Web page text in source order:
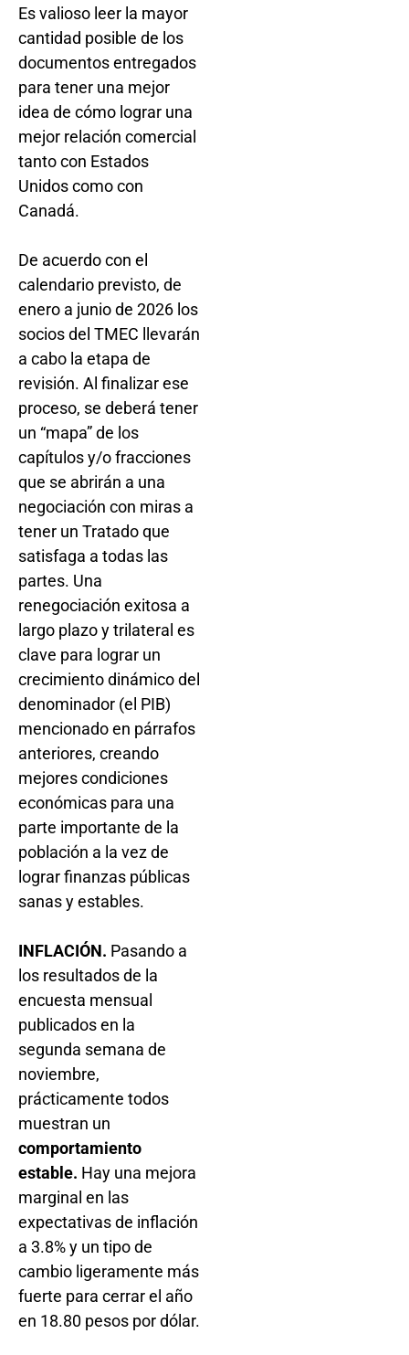
Es valioso leer la mayor
cantidad posible de los
documentos entregados
para tener una mejor
idea de cómo lograr una
mejor relación comercial
tanto con Estados
Unidos como con
Canadá.
De acuerdo con el
calendario previsto, de
enero a junio de 2026 los
socios del TMEC llevarán
a cabo la etapa de
revisión. Al finalizar ese
proceso, se deberá tener
un “mapa” de los
capítulos y/o fracciones
que se abrirán a una
negociación con miras a
tener un Tratado que
satisfaga a todas las
partes. Una
renegociación exitosa a
largo plazo y trilateral es
clave para lograr un
crecimiento dinámico del
denominador (el PIB)
mencionado en párrafos
anteriores, creando
mejores condiciones
económicas para una
parte importante de la
población a la vez de
lograr finanzas públicas
sanas y estables.
INFLACIÓN. Pasando a
los resultados de la
encuesta mensual
publicados en la
segunda semana de
noviembre,
prácticamente todos
muestran un
comportamiento
estable. Hay una mejora
marginal en las
expectativas de inflación
a 3.8% y un tipo de
cambio ligeramente más
fuerte para cerrar el año
en 18.80 pesos por dólar.